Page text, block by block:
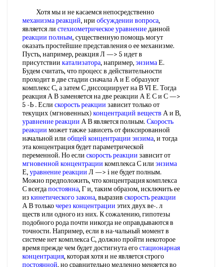
Хотя мы и не касаемся непосредственно
механизма реакций, нри обсуждении вопроса,
является ли стехиометрическое уравнениеданной
реакции полным, существенную помощь могут
оказать простейшие представления о ее механизме.
Пусть, например, реакция Л —> 5 идет в
присутствии катализатора, например,энзимаЕ.
Будем считать, что процесс в действительности
проходит в две стадии сначала А и Е образуют
комплекс С, а затем С диссоциирует на В VI Е. Тогда
реакция А В заменяется на две реакции А Е С и С —>
5 -Ь . Если скорость реакции зависит только от
текущих (мгновенных) концентраций веществ А и В,
уравнение реакции А В является полным. Скорость
реакции может также зависеть от фиксированной
начальной или общей концентрации энзима, и тогда
эта концентрация будет параметрической
переменной. Но если скорость реакции зависит от
мгновенной концентрации комплекса С или энзима
Е,уравнение реакции Л —> i не будет полным.
Можно предположить, что концентрация комплекса
С всегдапостоянна, Г и, таким образом, исключить ее
из кинетического закона, выразив скорость реакции
А В толькочерез концентрации этих двух ве-. л
ществ или одного из них. К сожалению, гипотезы
подобного рода почти никогда не оправдываются в
точности. Например, если в на-чальный момент в
системе нет комплекса С, должно пройти некоторое
время прежде чем будет достигнута егостационарная
концентрация, которая хотя и не является строго
постоянной, но сравнительно медленно меняется во